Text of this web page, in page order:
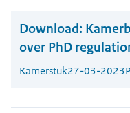
Download:
over PhD
Kamerstuk27-03-2023